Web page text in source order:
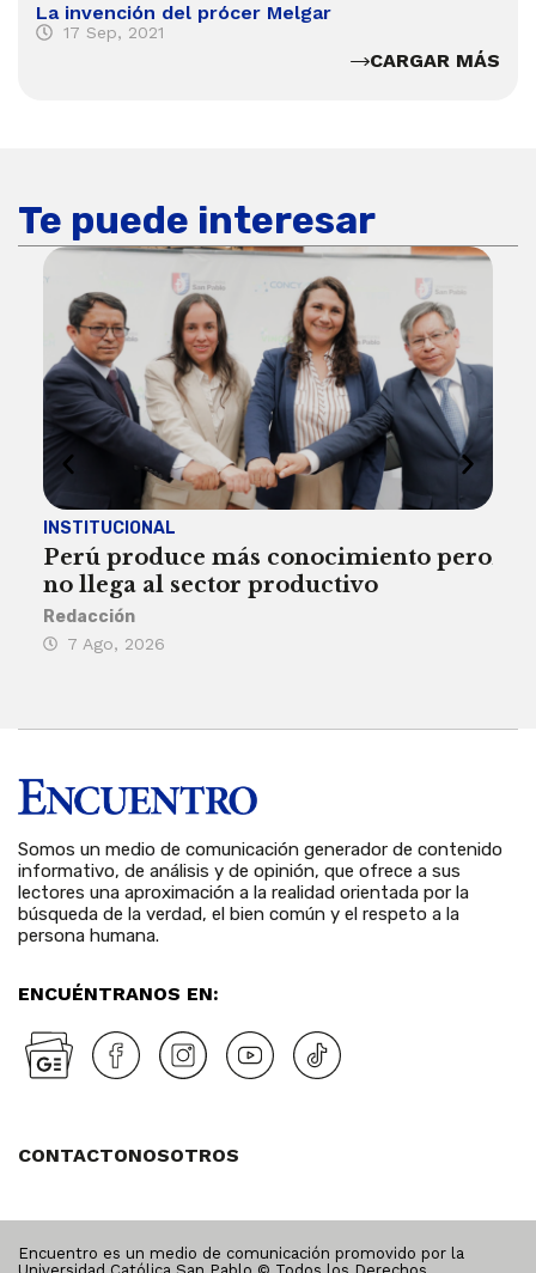
La invención del prócer Melgar
17 Sep, 2021
CARGAR MÁS
Te puede interesar
INSTITUCIONAL
Perú produce más conocimiento pero
no llega al sector productivo
Redacción
7 Ago, 2026
Somos un medio de comunicación generador de contenido
informativo, de análisis y de opinión, que ofrece a sus
lectores una aproximación a la realidad orientada por la
búsqueda de la verdad, el bien común y el respeto a la
persona humana.
ENCUÉNTRANOS EN:
CONTACTONOSOTROS
Encuentro es un medio de comunicación promovido por la